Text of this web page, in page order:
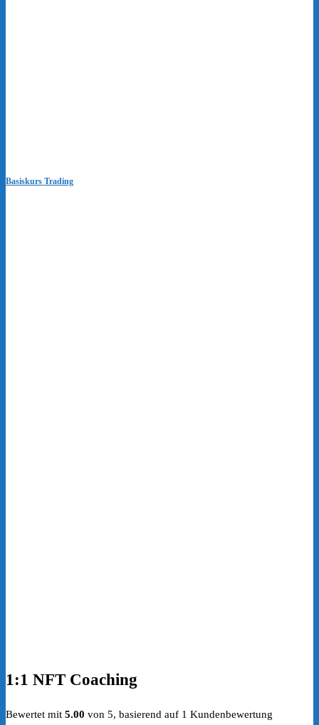
Basiskurs Trading
1:1 NFT Coaching
Bewertet mit 5.00 von 5, basierend auf 1 Kundenbewertung